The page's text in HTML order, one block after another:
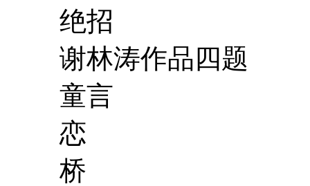
绝招
谢林涛作品四题
童言
恋
桥